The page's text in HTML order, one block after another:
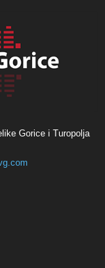
Gorice i Turopolja